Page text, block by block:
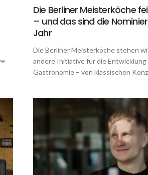
Die Berliner Meisterköche
– und das sind die
Jahr
Die Berliner Meisterköche stehen
andere Initiative für die
Gastronomie – von klassischen